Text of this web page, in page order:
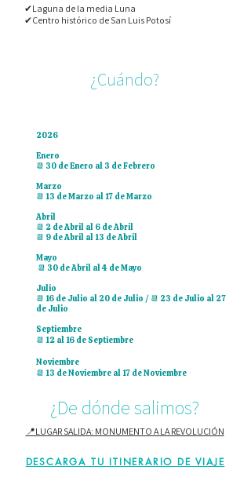
✔Laguna de la media Luna
✔Centro histórico de San Luis Potosí
¿Cuándo?
2026
Enero
​📆 30 de Enero al 3 de Febrero
Marzo
📆 13 de Marzo al 17 de Marzo
Abril
📆 2 de Abril al 6 de Abril
📆 9 de Abril al 13 de Abril
Mayo
📆 30 de Abril al 4 de Mayo
Julio
📆 16 de Julio al 20 de Julio / 📆 23 de Julio al 27
de Julio
Septiembre
📆 12 al 16 de Septiembre
Noviembre
📆 13 de Noviembre al 17 de Noviembre
¿De dónde salimos?
📍LUGAR SALIDA: MONUMENTO A LA REVOLUCIÓN
DESCARGA TU ITINERARIO DE VIAJE